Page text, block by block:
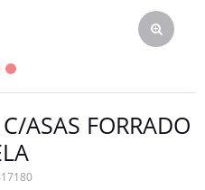
ASAS FORRADO